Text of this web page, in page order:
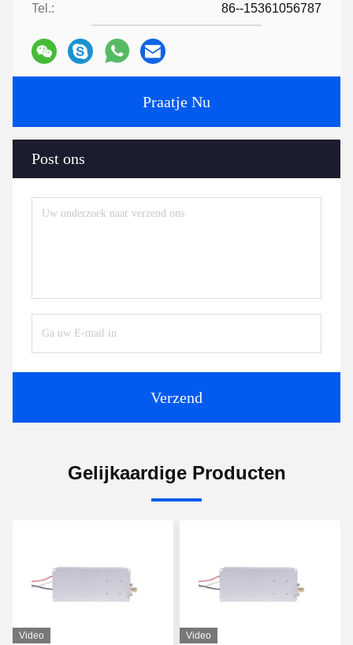
Tel.: 86--15361056787
Praatje Nu
Post ons
Verzend
Gelijkaardige Producten
Video Video